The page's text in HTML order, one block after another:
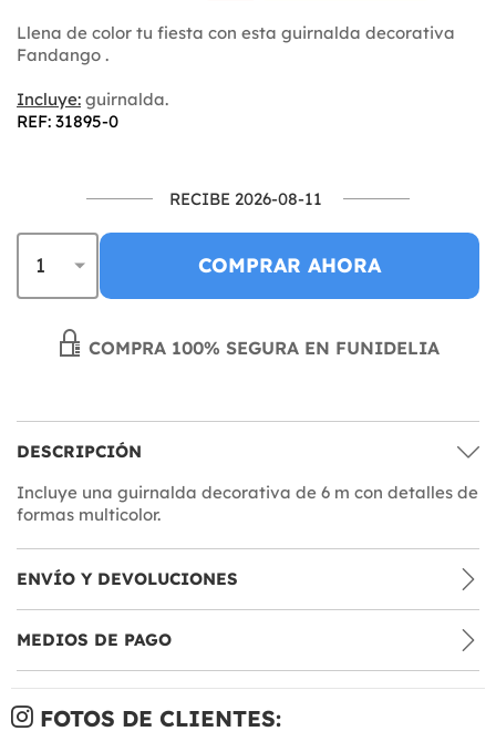
Llena de color tu fiesta con esta guirnalda decorativa
Fandango .
Incluye: guirnalda.
REF: 31895-0
RECIBE 2026-08-11
COMPRAR AHORA
COMPRA 100% SEGURA EN FUNIDELIA
DESCRIPCIÓN
Incluye una guirnalda decorativa de 6 m con detalles de
formas multicolor.
ENVÍO Y DEVOLUCIONES
MEDIOS DE PAGO
FOTOS DE CLIENTES: